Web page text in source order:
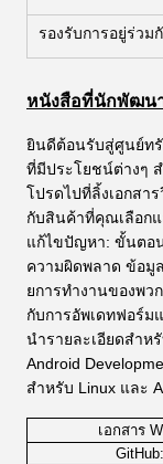
รองรับการอยู่ร่วม
หนังสือที่นักพัฒน
ยินดีต้อนรับสู่ศูนย์ท
ที่มีประโยชน์ต่างๆ
โปรดไปที่ลิ้งเอกสา
กับสินค้าที่คุณเลือก
แก้ไขปัญหา: ขั้นตอ
ความผิดพลาด ข้อมู
ยการทํางานของพว
กับการอัพเดทฟอร์ม
นํารายละเอียดสําห
Android
สําหรับ Linux และ
เอกสาร
GitHub: